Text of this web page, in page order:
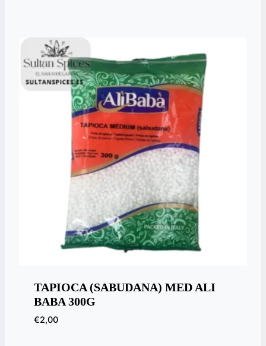
TAPIOCA (SABUDANA) MED ALI
BABA 300G
€2,00